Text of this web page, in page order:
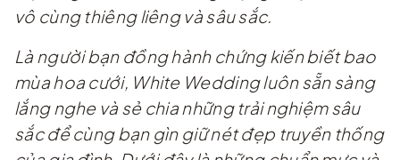
vô cùng thiêng liêng và sâu sắc.
Là người bạn đồng hành chứng kiến biết bao
mùa hoa cưới, White Wedding luôn sẵn sàng
lắng nghe và sẻ chia những trải nghiệm sâu
sắc để cùng bạn gìn giữ nét đẹp truyền thống